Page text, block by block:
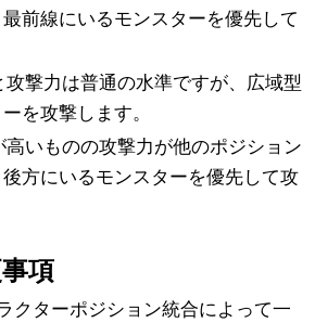
前線にいるモンスターを優先して
攻撃力は普通の水準ですが、広域型
を攻撃します。
高いものの攻撃力が他のポジション
方にいるモンスターを優先して攻
項
クターポジション統合によって一